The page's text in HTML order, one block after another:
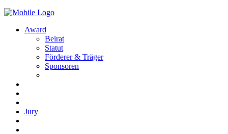
Award
Beirat
Statut
Förderer & Träger
Sponsoren
Jury